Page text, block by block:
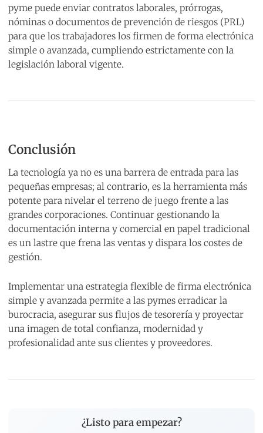
pyme puede enviar contratos laborales, prórrogas,
nóminas o documentos de prevención de riesgos (PRL)
para que los trabajadores los firmen de forma electrónica
simple o avanzada, cumpliendo estrictamente con la
legislación laboral vigente.
Conclusión
La tecnología ya no es una barrera de entrada para las
pequeñas empresas; al contrario, es la herramienta más
potente para nivelar el terreno de juego frente a las
grandes corporaciones. Continuar gestionando la
documentación interna y comercial en papel tradicional
es un lastre que frena las ventas y dispara los costes de
gestión.
Implementar una estrategia flexible de firma electrónica
simple y avanzada permite a las pymes erradicar la
burocracia, asegurar sus flujos de tesorería y proyectar
una imagen de total confianza, modernidad y
profesionalidad ante sus clientes y proveedores.
¿Listo para empezar?